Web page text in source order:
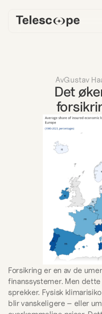
AvGustav
Det
Forsikring er en av de
finanssystemer. Men
sprekker. Fysisk
blir vanskeligere – eller